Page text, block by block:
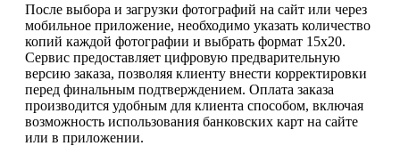
После выбора и загрузки фотографий на сайт или через
мобильное приложение, необходимо указать количество
копий каждой фотографии и выбрать формат 15х20.
Сервис предоставляет цифровую предварительную
версию заказа, позволяя клиенту внести корректировки
перед финальным подтверждением. Оплата заказа
производится удобным для клиента способом, включая
возможность использования банковских карт на сайте
или в приложении.